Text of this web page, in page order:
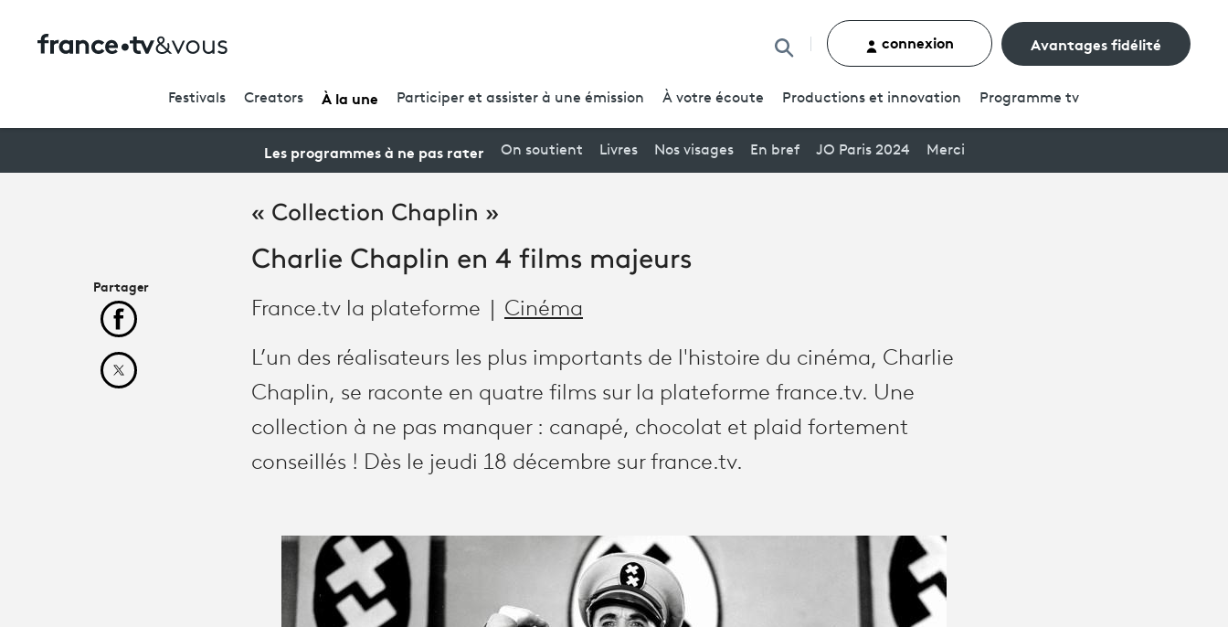
Rechercher un contenu
connexion Avantages fidélité
Festivals Creators À la une Participer et assister à une émission À votre écoute Productions et innovation Programme tv
Les programmes à ne pas rater On soutient Livres Nos visages En bref JO Paris 2024 Merci
« Collection Chaplin »
Charlie Chaplin en 4 films majeurs
France.tv la plateforme Cinéma
L’un des réalisateurs les plus importants de l'histoire du cinéma, Charlie
Chaplin, se raconte en quatre films sur la plateforme france.tv. Une
collection à ne pas manquer : canapé, chocolat et plaid fortement
conseillés ! Dès le jeudi 18 décembre sur france.tv.
Partager
Partager cet article sur Facebook
Partager cet article sur X